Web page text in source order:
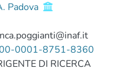
Padova
0001-8751-8360
DI RICERCA